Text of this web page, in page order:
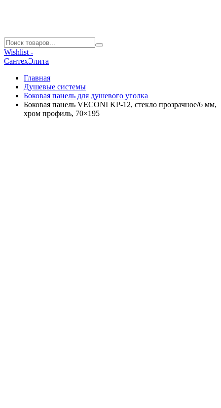
Wishlist -
СантехЭлита
Главная
Душевые системы
Боковая панель для душевого уголка
Боковая панель VECONI KP-12, стекло прозрачное/6 мм,
хром профиль, 70×195